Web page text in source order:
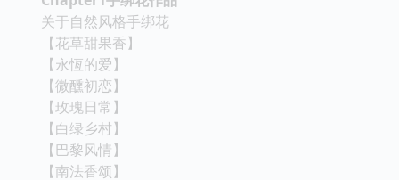
关于自然风格手绑花
【花草甜果香】
【永恆的爱】
【微醺初恋】
【玫瑰日常】
【白绿乡村】
【巴黎风情】
【南法香颂】